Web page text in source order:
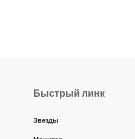
Быстрый линк
Звезды